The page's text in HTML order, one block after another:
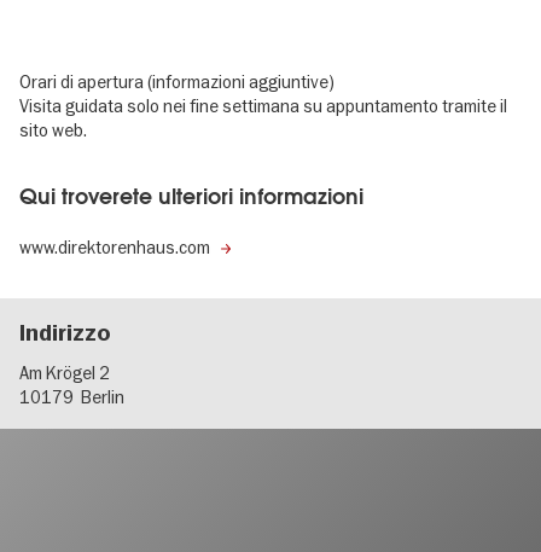
Orari di apertura (informazioni aggiuntive)
Visita guidata solo nei fine settimana su appuntamento tramite il
sito web.
Qui troverete ulteriori informazioni
www.direktorenhaus.com
Indirizzo
Am Krögel 2
10179 Berlin